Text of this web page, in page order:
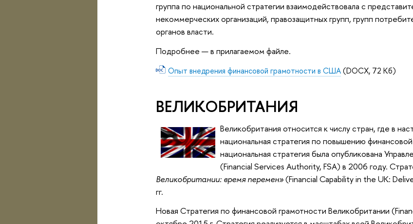
группа по национальной стратегии взаимодействовала с
некоммерческих организаций, правозащитных групп, групп
органов власти.
Подробнее — в прилагаемом файле.
Опыт внедрения финансовой грамотности в США(DOCX, 72 Кб)
ВЕЛИКОБРИТАНИЯ
Великобритания относится к числу стран, где в
национальная стратегия по повышению
национальная стратегия была опубликована
(Financial Services Authority, FSA) в 2006 году.
Великобритании: время перемен»(Financial Capability in the UK:
гг.
Новая Стратегия по финансовой грамотности Великобритании